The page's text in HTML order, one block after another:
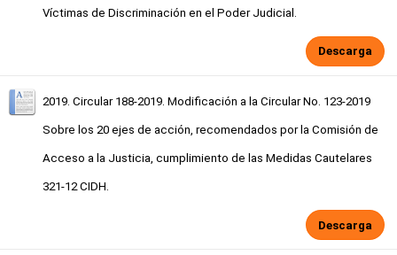
Víctimas de Discriminación en el Poder Judicial.
Descarga
2019. Circular 188-2019. Modificación a la Circular No. 123-2019
Sobre los 20 ejes de acción, recomendados por la Comisión de
Acceso a la Justicia, cumplimiento de las Medidas Cautelares
321-12 CIDH.
Descarga